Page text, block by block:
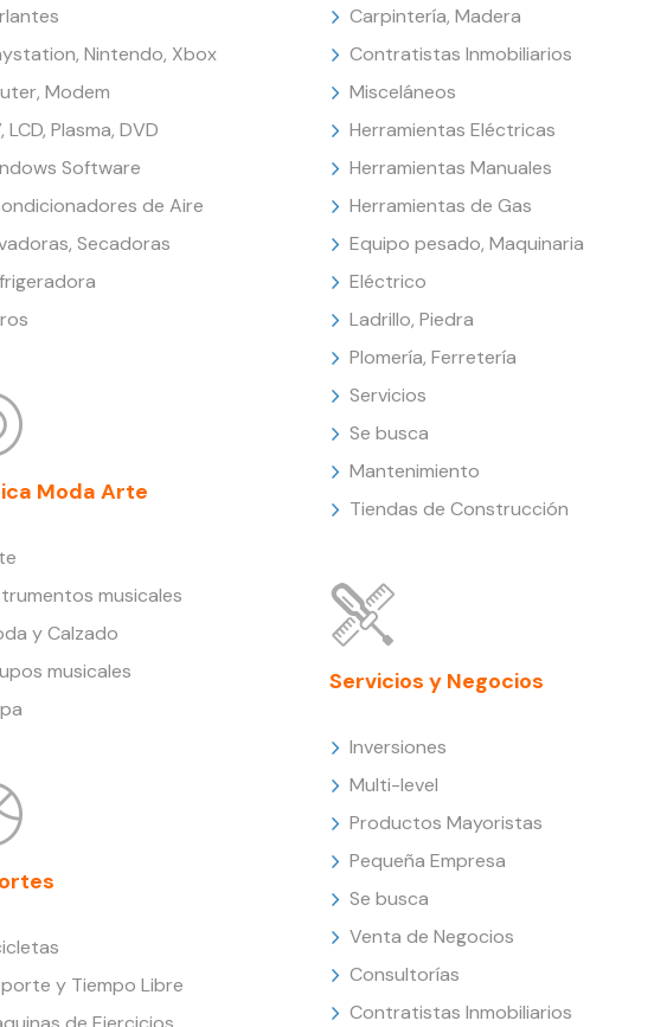
Nintendo, Xbox
Modem
LCD, Plasma, DVD
Software
de Aire
Secadoras
Moda Arte
musicales
y Calzado
musicales
y Tiempo Libre
Carpintería, Madera
Contratistas Inmobiliarios
Misceláneos
Herramientas Eléctricas
Herramientas Manuales
Herramientas de Gas
Equipo pesado, Maquinaria
Eléctrico
Ladrillo, Piedra
Plomería, Ferretería
Servicios
Se busca
Mantenimiento
Tiendas de Construcción
Servicios y Negocios
Inversiones
Multi-level
Productos Mayoristas
Pequeña Empresa
Se busca
Venta de Negocios
Consultorías
Contratistas Inmobiliarios